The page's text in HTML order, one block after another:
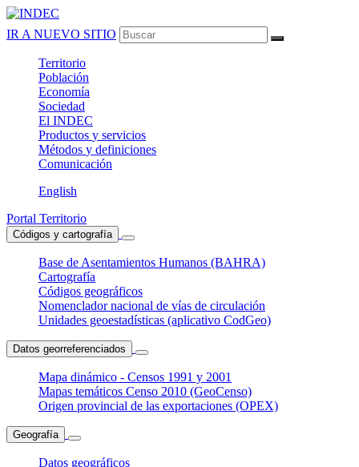
IR A NUEVO SITIO
Territorio
Población
Economía
Sociedad
El INDEC
Productos y servicios
Métodos y definiciones
Comunicación
English
Portal Territorio
Códigos y cartografía
Base de Asentamientos Humanos (BAHRA)
Cartografía
Códigos geográficos
Nomenclador nacional de vías de circulación
Unidades geoestadísticas (aplicativo CodGeo)
Datos georreferenciados
Mapa dinámico - Censos 1991 y 2001
Mapas temáticos Censo 2010 (GeoCenso)
Origen provincial de las exportaciones (OPEX)
Geografía
Datos geográficos